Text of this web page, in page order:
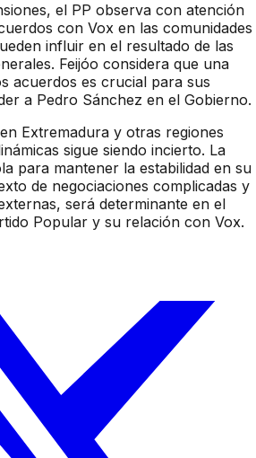
el PP observa con atención
con Vox en las comunidades
influir en el resultado de las
Feijóo considera que una
acuerdos es crucial para sus
a Pedro Sánchez en el Gobierno.
Extremadura y otras regiones
sigue siendo incierto. La
para mantener la estabilidad en su
de negociaciones complicadas y
será determinante en el
Popular y su relación con Vox.